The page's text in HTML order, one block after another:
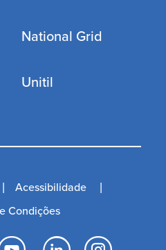
National Grid
Unitil
Acessibilidade
Condições